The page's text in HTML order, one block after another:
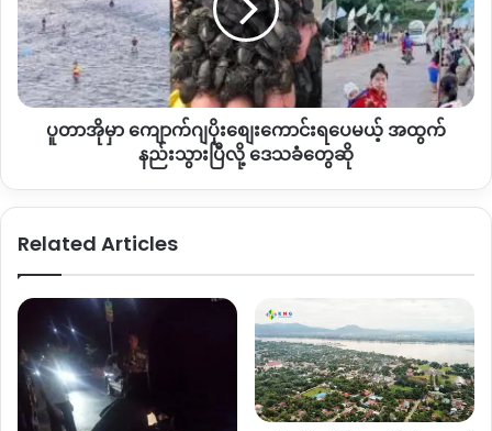
အခုလက်ရှိ စစ်ကောင်စီမှာ စစ်အင်အားမရှိတော့ဘူး။ ဒါ့ကြောင့် စစ်
ကောင်စီထောက်ခံတဲ့ ပါတီနိုင်ငံရေး ပြည်သူတစ်ချို့ကို မင်း
အောင်လှိုင်အနေနဲ့ စစ်မှုမထမ်းမနေရဆိုတဲ့ လမ်းစဥ်ကိုသူက
ကျင့်သုံးချင်တယ်။ ပြည်သူရဲ့တုံ့ပြန်မှုအဆိုးနဲ့အကောင်း
ဘယ်လောက်ဖြစ်လာနိုင်လဲဆိုတာကို သုံးသပ်ချင်တဲ့အတွက်ကြောင့်
မို့ ဦးရွှေမင်းကိုအသုံးချပြီးမှ ကျနော်တို့လီဆူတွေကို အစမ်းသပ်ခံ
ဖြစ်တယ်လို့ ကျနော်မြင်ပါတယ်။
ဦးရွှေမင်းက လီဆူလူမျိုးစုတွေကို စုဆောင်းတာ
တပ်သားလိုအပ်ချက်နဲ့ဆက်စပ်မှုရှိနိုင် ပါသလား?
ဟုတ်ကဲ့ ဆက်စပ်မှုရှိနိုင်ပါတယ်။ဘာ့ကြောင့်လဲဆိုတော့စစ်ကောင်စီ
ထဲမှာ တစ်ချို့က
CDM
လုပ်သွားတယ်။ တစ်ချို့က တိုက်ပွဲမှာကျ
ကျော
က်
ဂျ
ပိုး
စျေး
ကောင်း
နည်း
လို့
ဒေသခံ
တွေ
ဆို
ပူတာအိုမှာ ကျောက်ဂျပိုးစျေးကောင်းရပေမယ့် အထွက်
နည်းသွားပြီလို့ ဒေသခံတွေဆို
Related Articles